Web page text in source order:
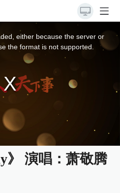
either because the server or
the format is not supported.
》 演唱：萧敬腾